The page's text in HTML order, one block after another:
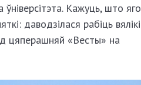
Кажуць, што яго
даводзілася рабіць вялікі
цяперашняй «Весты» на